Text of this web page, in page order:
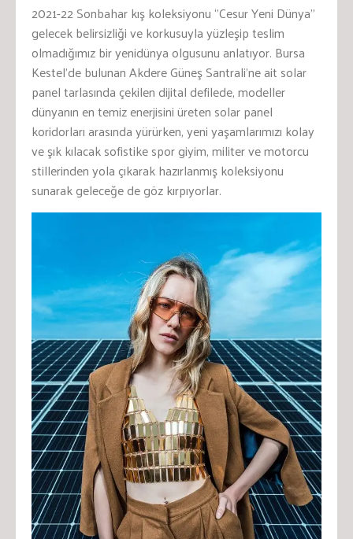
2021-22 Sonbahar kış koleksiyonu ‘’Cesur Yeni Dünya’’
gelecek belirsizliği ve korkusuyla yüzleşip teslim
olmadığımız bir yenidünya olgusunu anlatıyor. Bursa
Kestel’de bulunan Akdere Güneş Santrali’ne ait solar
panel tarlasında çekilen dijital defilede, modeller
dünyanın en temiz enerjisini üreten solar panel
koridorları arasında yürürken, yeni yaşamlarımızı kolay
ve şık kılacak sofistike spor giyim, militer ve motorcu
stillerinden yola çıkarak hazırlanmış koleksiyonu
sunarak geleceğe de göz kırpıyorlar.